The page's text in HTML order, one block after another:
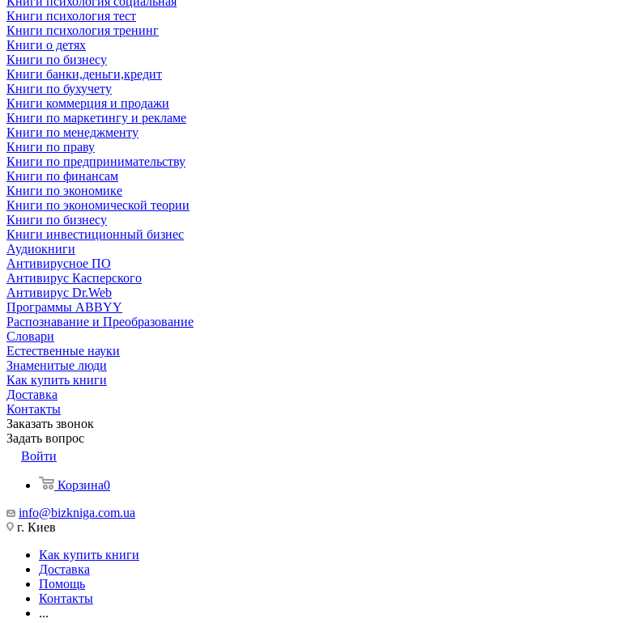
Книги психология тест
Книги психология тренинг
Книги о детях
Книги по бизнесу
Книги банки,деньги,кредит
Книги по бухучету
Книги коммерция и продажи
Книги по маркетингу и рекламе
Книги по менеджменту
Книги по праву
Книги по предпринимательству
Книги по финансам
Книги по экономике
Книги по экономической теории
Книги по бизнесу
Книги инвестиционный бизнес
Аудиокниги
Антивирусное ПО
Антивирус Касперского
Антивирус Dr.Web
Программы ABBYY
Распознавание и Преобразование
Словари
Естественные науки
Знаменитые люди
Как купить книги
Доставка
Контакты
Заказать звонок
Задать вопрос
Войти
Корзина0
info@bizkniga.com.ua
г. Киев
Как купить книги
Доставка
Помощь
Контакты
...